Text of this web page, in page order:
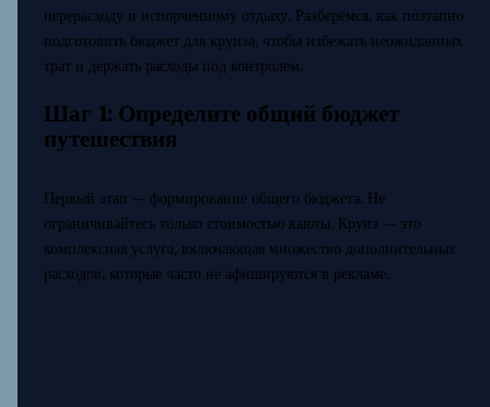
перерасходу и испорченному отдыху. Разберёмся, как поэтапно
подготовить бюджет для круиза, чтобы избежать неожиданных
трат и держать расходы под контролем.
Шаг 1: Определите общий бюджет
путешествия
Первый этап — формирование общего бюджета. Не
ограничивайтесь только стоимостью каюты. Круиз — это
комплексная услуга, включающая множество дополнительных
расходов, которые часто не афишируются в рекламе.